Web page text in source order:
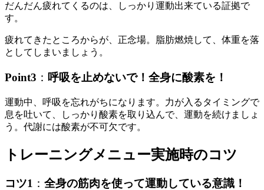
だんだん疲れてくるのは、しっかり運動出来ている証拠で
す。
疲れてきたところからが、正念場。脂肪燃焼して、 体重を落
としてしまいましょう。
Point3 ： 呼吸を止めないで！全身に酸素を！
運動中、呼吸を忘れがちになります。力が入るタイミングで
息を吐いて、しっかり酸素を取り込んで、運動を続けましょ
う。 代謝には酸素が不可欠です。
トレーニングメニュー実施時のコツ
コツ1 ： 全身の筋肉を使って運動している意識！